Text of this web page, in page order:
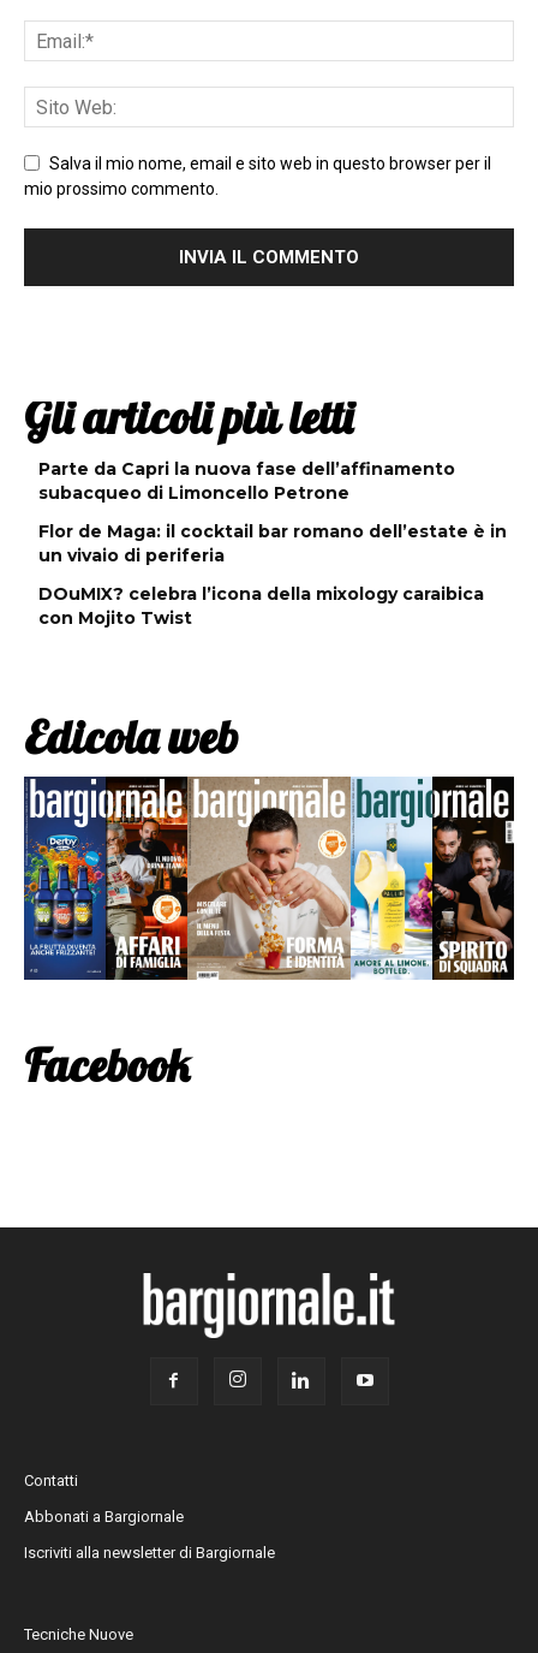
Salva il mio nome, email e sito web in questo browser per il
mio prossimo commento.
Gli articoli più letti
Parte da Capri la nuova fase dell’affinamento
subacqueo di Limoncello Petrone
Flor de Maga: il cocktail bar romano dell’estate è in
un vivaio di periferia
DOuMIX? celebra l’icona della mixology caraibica
con Mojito Twist
Edicola web
Facebook
Contatti
Abbonati a Bargiornale
Iscriviti alla newsletter di Bargiornale
Tecniche Nuove